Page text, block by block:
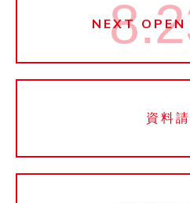
NEXT OPEN
資料